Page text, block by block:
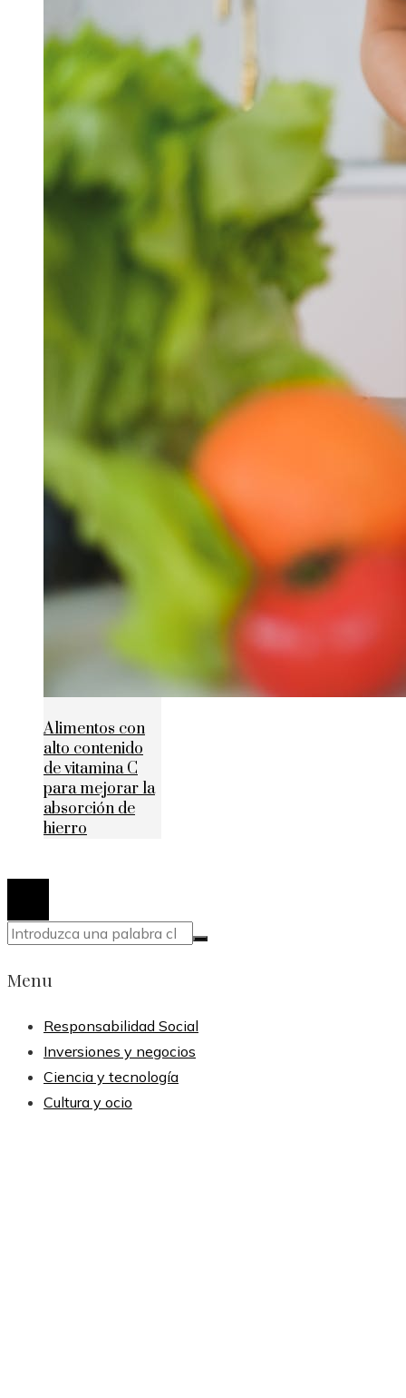
Alimentos con
alto contenido
de vitamina C
para mejorar la
absorción de
hierro
Menu
Responsabilidad Social
Inversiones y negocios
Ciencia y tecnología
Cultura y ocio